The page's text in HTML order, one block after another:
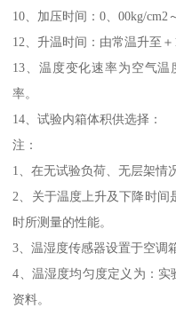
10、加压时间：0、00kg/cm2
12、升温时间：由常温升至
13、温度变化速率为空气
率。
14、试验内箱体积供选择：
注：
1、在无试验负荷、无层架情
2、关于温度上升及下降时
时所测量的性能。
3、温湿度传感器设置于空调
4、温湿度均匀度定义为：
资料。